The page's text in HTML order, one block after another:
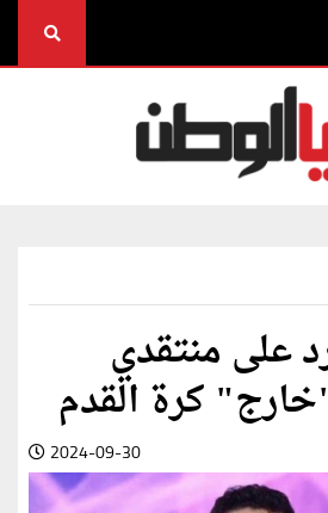
على منتقدي
كرة القدم
2024-09-30